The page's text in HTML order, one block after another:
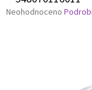
Průměrné
Neohodnoceno